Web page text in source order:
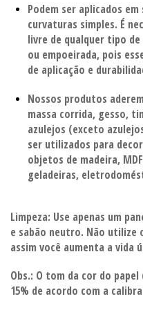
Podem ser aplicados
curvaturas simples. É
livre de qualquer tipo
ou empoeirada, pois
de aplicação e
Nossos produtos
massa corrida, gesso,
azulejos (exceto
ser utilizados para
objetos de madeira,
geladeiras,
Limpeza: Use apenas um
e sabão neutro. Não utilize
assim você aumenta a vida
Obs.: O tom da cor do
15% de acordo com a